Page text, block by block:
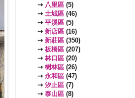
⇢ 八里區 (5)
⇢ 土城區 (46)
⇢ 平溪區 (5)
⇢ 新店區 (16)
⇢ 新莊區 (350)
⇢ 板橋區 (207)
⇢ 林口區 (20)
⇢ 樹林區 (26)
⇢ 永和區 (47)
⇢ 汐止區 (7)
⇢ 泰山區 (8)